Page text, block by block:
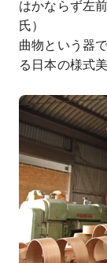
はかならず左
氏）
曲物という器
る日本の様式